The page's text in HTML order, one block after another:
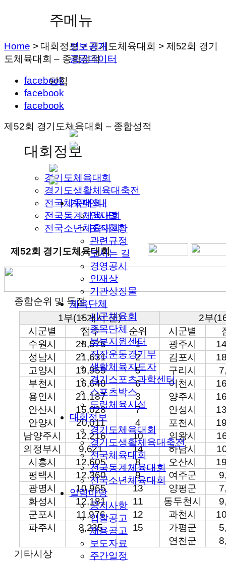
주메뉴
정보공개
공공데이터
닫힘
기관안내
인사말
조직현황
관련규정
오시는 길
경영공시
인재상
기관상징물
체육단체
시군체육회
종목단체
북부지원센터
직장운동경기부
생활체육지도자
경기스포츠과학센터
스포츠박스
도립체육시설
대회정보
경기도체육대회
경기도생활체육대축전
전국체육대회
전국동계체육대회
전국소년체육대회
알림마당
공지사항
입찰공고
채용공고
보도자료
주간일정
Home > 대회정보 >경기도체육대회 > 제52회 경기
도체육대회 – 종합성적
facebook
facebook
facebook
제52회 경기도체육대회 – 종합성적
대회정보
경기도체육대회
경기도생활체육대축전
전국체육대회
전국동계체육대회
전국소년체육대회
제52회 경기도체육대회
종합순위 및 득점
1부(15개시.군)
2부
시군별
점수 순위 시군별
수원시
28,576 1 광주시
성남시
21,631 2 김포시
고양시
19,955 5 구리시
부천시
16,648 6 이천시
용인시
21,187 3 양주시
안산시
15,028 7 안성시
안양시
20,011 4 포천시
남양주시
12,216 10 의왕시
의정부시
9,621 14 하남시
시흥시
12,605 8 오산시
평택시
12,360 9 여주군
광명시
10,965 13 양평군
화성시
12,181 11 동두천시
군포시
11,976 12 과천시
파주시
8,235 15 가평군
연천군
기타시상